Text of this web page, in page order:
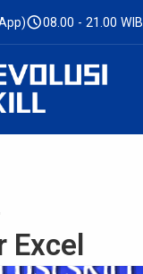
schedule08.00 - 21.00 WIB
Excel